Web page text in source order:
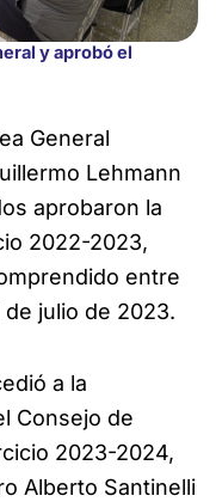
y aprobó el
General
Lehmann
aprobaron la
2022-2023,
entre
de julio de 2023.
a la
Consejo de
2023-2024,
Alberto Santinelli